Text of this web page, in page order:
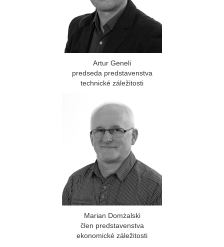
Artur Geneli
predseda predstavenstva
technické záležitosti
Marian Domżalski
člen predstavenstva
ekonomické záležitosti